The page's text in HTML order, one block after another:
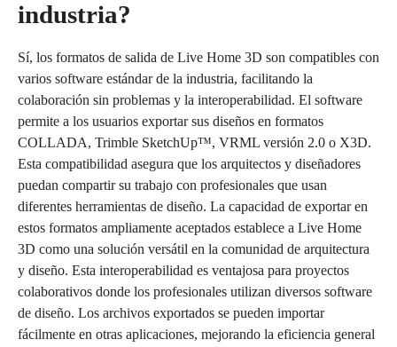
industria?
Sí, los formatos de salida de Live Home 3D son compatibles con
varios software estándar de la industria, facilitando la
colaboración sin problemas y la interoperabilidad. El software
permite a los usuarios exportar sus diseños en formatos
COLLADA, Trimble SketchUp™, VRML versión 2.0 o X3D.
Esta compatibilidad asegura que los arquitectos y diseñadores
puedan compartir su trabajo con profesionales que usan
diferentes herramientas de diseño. La capacidad de exportar en
estos formatos ampliamente aceptados establece a Live Home
3D como una solución versátil en la comunidad de arquitectura
y diseño. Esta interoperabilidad es ventajosa para proyectos
colaborativos donde los profesionales utilizan diversos software
de diseño. Los archivos exportados se pueden importar
fácilmente en otras aplicaciones, mejorando la eficiencia general